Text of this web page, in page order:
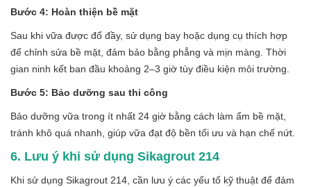
Bước 4: Hoàn thiện bề mặt
Sau khi vữa được đổ đầy, sử dụng bay hoặc dụng cụ thích hợp
để chỉnh sửa bề mặt, đảm bảo bằng phẳng và mịn màng. Thời
gian ninh kết ban đầu khoảng 2–3 giờ tùy điều kiện môi trường.
Bước 5: Bảo dưỡng sau thi công
Bảo dưỡng vữa trong ít nhất 24 giờ bằng cách làm ẩm bề mặt,
tránh khô quá nhanh, giúp vữa đạt độ bền tối ưu và hạn chế nứt.
6. Lưu ý khi sử dụng Sikagrout 214
Khi sử dụng Sikagrout 214, cần lưu ý các yếu tố kỹ thuật để đảm